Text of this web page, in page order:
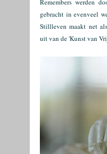
Remembers werden
gebracht in evenveel
Stillleven maakt net
uit van de 'Kunst van